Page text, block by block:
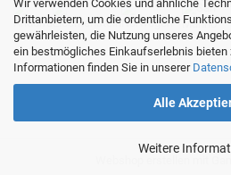
Wir verwenden Cookies und ähnliche
Drittanbietern, um die ordentliche
gewährleisten, die Nutzung unseres
ein bestmögliches Einkaufserlebnis bieten
Informationen finden Sie in unserer
Alle
Weitere